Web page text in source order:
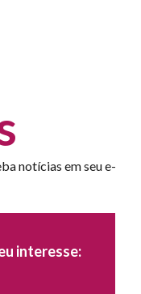
notícias em seu e-
interesse: